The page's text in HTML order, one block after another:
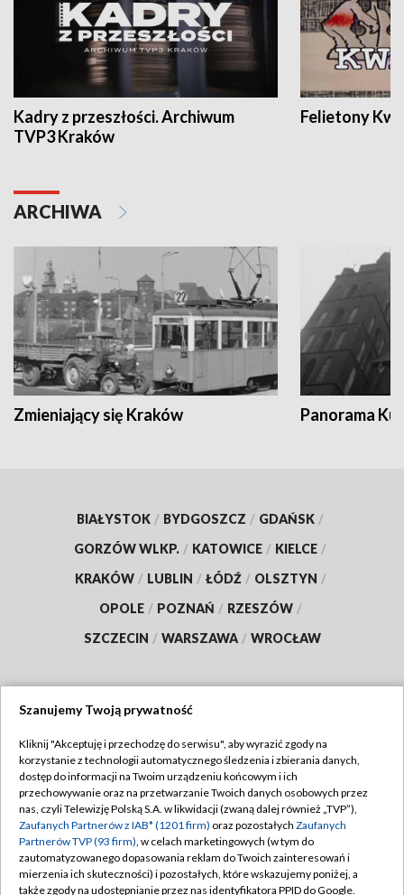
Kadry z przeszłości. Archiwum
TVP3 Kraków
Felietony
ARCHIWA
Zmieniający się Kraków Panorama
BIAŁYSTOK / BYDGOSZCZ / GDAŃSK /
GORZÓW WLKP. / KATOWICE / KIELCE /
KRAKÓW / LUBLIN / ŁÓDŹ / OLSZTYN /
OPOLE / POZNAŃ / RZESZÓW /
SZCZECIN / WARSZAWA / WROCŁAW
TVP
Abonament TVP
Emisja w TVP
Centrum informacji TVP
Naziemna Telewizja Cyfrowa
Regulamin TVP
Polityka prywatności
Moje zgody
Pomoc
Szanujemy Twoją prywatność
Kliknij "Akceptuję i przechodzę do serwisu", aby wyrazić zgody na
korzystanie z technologii automatycznego śledzenia i zbierania danych,
dostęp do informacji na Twoim urządzeniu końcowym i ich
przechowywanie oraz na przetwarzanie Twoich danych osobowych przez
nas, czyli Telewizję Polską S.A. w likwidacji (zwaną dalej również „TVP”),
Zaufanych Partnerów z IAB* (1201 firm) oraz pozostałych Zaufanych
Partnerów TVP (93 firm), w celach marketingowych (w tym do
zautomatyzowanego dopasowania reklam do Twoich zainteresowań i
mierzenia ich skuteczności) i pozostałych, które wskazujemy poniżej, a
także zgody na udostępnianie przez nas identyfikatora PPID do Google.